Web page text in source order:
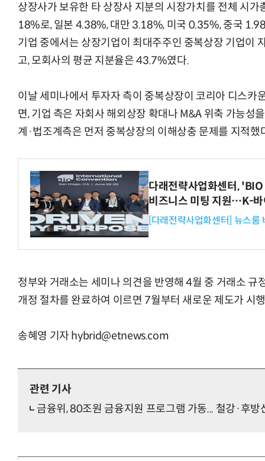
상장사가 보유한 타 상장사 지분의 시장가치를 전체 시
18%로, 일본 4.38%, 대만 3.18%, 미국 0.35%, 중국
기업 중에서는 상장기업이 최대주주인 중복상장 기업이
고, 모회사의 평균 지분율은 43.7%였다.
이날 세미나에서 투자자 측이 중복상장이 코리아 디스카
면, 기업 측은 자회사 해외상장 확대나 M&A 위축 가능성
계·법조계측은 먼저 중복상장의 이해상충 문제를 지적했
다래전략사업화센터,
비즈니스 미팅 지원…K-바
[다래전략사업화센터] 뉴스룸
정부와 거래소는 세미나 의견을 반영해 4월 중 거래소 규
개정 절차를 완료하여 이르면 7월부터 새로운 제도가 시
송혜영 기자 hybrid@etnews.com
관련 기사
금융위, 80조원 금융지원 프로그램 가동... 철강·후방